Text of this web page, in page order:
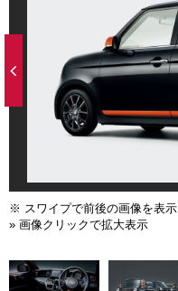
※ スワイプで前後の画像を表示
» 画像クリックで拡大表示